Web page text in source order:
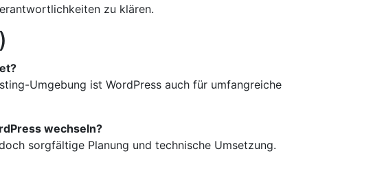
zu klären.
Umgebung ist WordPress auch für umfangreiche
wechseln?
sorgfältige Planung und technische Umsetzung.